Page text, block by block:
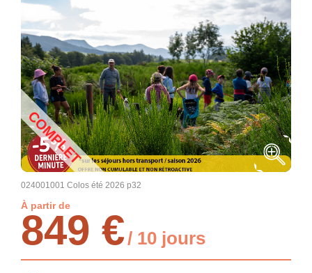
COMPLET
024001001 Colos été 2026 p32
À partir de
849 €/ 10 jours